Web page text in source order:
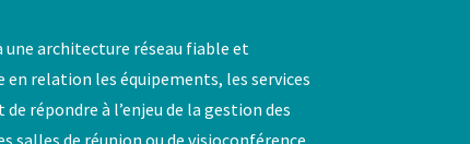
architecture réseau fiable et
relation les équipements, les services
répondre à l’enjeu de la gestion des